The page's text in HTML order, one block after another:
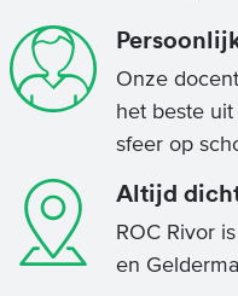
Onze
het beste
sfeer op
Altijd
ROC Rivor
en